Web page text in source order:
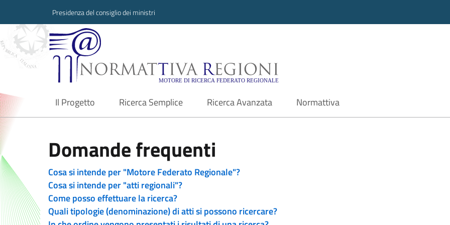
Presidenza del consiglio dei ministri
Normattiva Regioni - Motore di ricerca
Il Progetto
current Ricerca Semplice Ricerca Avanzata Normattiva
Domande frequenti
Cosa si intende per "Motore Federato Regionale"?
Cosa si intende per "atti regionali"?
Come posso effettuare la ricerca?
Quali tipologie (denominazione) di atti si possono ricercare?